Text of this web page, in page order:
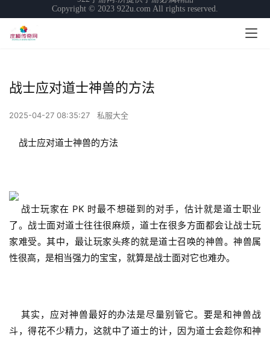
战士应对道士神兽的方法
2025-04-27 08:35:27 私服大全
战士应对道士神兽的方法
战士玩家在 PK 时最不想碰到的对手，估计就是道士职业
了。战士面对道士往往很麻烦，道士在很多方面都会让战士玩
家难受。其中，最让玩家头疼的就是道士召唤的神兽。神兽属
性很高，是相当强力的宝宝，就算是战士面对它也难办。
其实，应对神兽最好的办法是尽量别管它。要是和神兽战
斗，得花不少精力，这就中了道士的计，因为道士会趁你和神